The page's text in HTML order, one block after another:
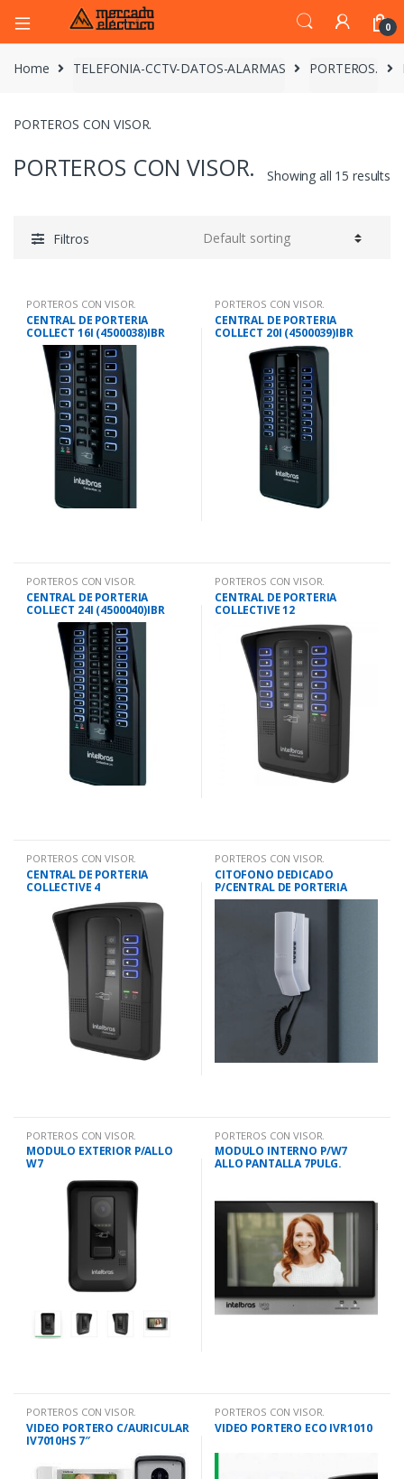
0
Home TELEFONIA-CCTV-DATOS-ALARMAS PORTEROS.
PORTEROS CON VISOR.
PORTEROS CON VISOR. Showing all 15 results
Filtros
PORTEROS CON VISOR.
CENTRAL DE PORTERIA
COLLECT 16I (4500038)IBR
PORTEROS CON VISOR.
CENTRAL DE PORTERIA
COLLECT 20I (4500039)IBR
PORTEROS CON VISOR.
CENTRAL DE PORTERIA
COLLECT 24I (4500040)IBR
PORTEROS CON VISOR.
CENTRAL DE PORTERIA
COLLECTIVE 12
PORTEROS CON VISOR.
CENTRAL DE PORTERIA
COLLECTIVE 4
PORTEROS CON VISOR.
CITOFONO DEDICADO
P/CENTRAL DE PORTERIA
TDMI300
PORTEROS CON VISOR.
MODULO EXTERIOR P/ALLO
W7
PORTEROS CON VISOR.
MODULO INTERNO P/W7
ALLO PANTALLA 7PULG.
PORTEROS CON VISOR.
VIDEO PORTERO C/AURICULAR
IV7010HS 7″
PORTEROS CON VISOR.
VIDEO PORTERO ECO IVR1010